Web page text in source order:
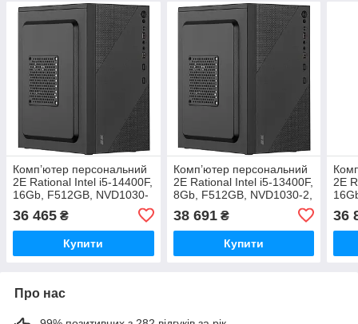
Комп’ютер персональний
2E Rational Intel i5-14400F,
16Gb, F512GB, NVD1030-
2, H610, 2E-TMX04-500,
Win11PE
36 465 ₴
Купити
Комп’ютер персональний
2E Rational Intel i5-13400F,
8Gb, F512GB, NVD1030-2,
Win11PE
38 691₴
Купити
2E
36
Про нас